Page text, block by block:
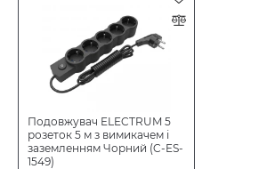
Подовжувач ELECTRUM 5
розеток 5 м з вимикачем і
заземленням Чорний (C-ES-
1549)